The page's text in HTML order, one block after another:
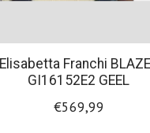
Elisabetta Franchi
GI16152E2 GEEL
€569,99